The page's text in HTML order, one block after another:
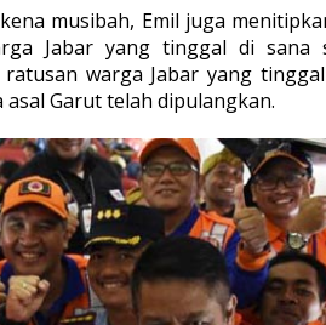
musibah, Emil juga
Jabar yang tinggal di sana
warga Jabar yang
Garut telah dipulangkan.